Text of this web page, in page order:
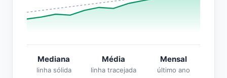
Mediana
linha sólida
Média
linha tracejada
Mensal
último ano